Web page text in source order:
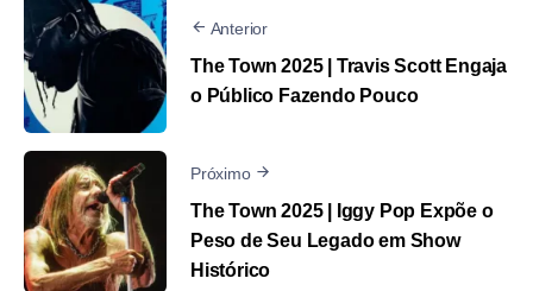
Anterior
The Town 2025 | Travis Scott Engaja
o Público Fazendo Pouco
Próximo
The Town 2025 | Iggy Pop Expõe o
Peso de Seu Legado em Show
Histórico